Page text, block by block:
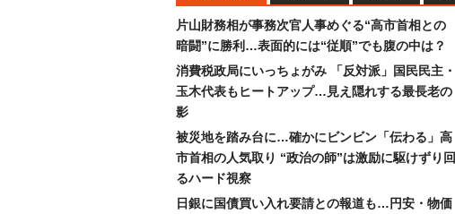
片山財務相が事務次官人事めぐる“高市首相との
暗闘”に勝利…表面的には“従順”でも腹の中は？
消費税政局にいっちょがみ 「反対派」国民民主・
玉木代表もヒートアップ…見え隠れする最長老の
影
被災地を踏み台に…確かにビンビン「伝わる」高
市首相の人気取り “政治の師”は激励に駆けずり回
るハード視察
日銀に国債買い入れ要請との報道も…円安・物価